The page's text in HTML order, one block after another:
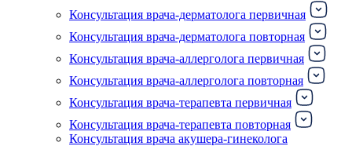
Консультация врача-дерматолога первичная
Консультация врача-дерматолога повторная
Консультация врача-аллерголога первичная
Консультация врача-аллерголога повторная
Консультация врача-терапевта первичная
Консультация врача-терапевта повторная
Консультация врача акушера-гинеколога